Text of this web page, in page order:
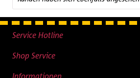
Service Hotline
Shop Service
Informationen